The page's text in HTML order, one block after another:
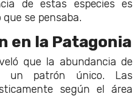
de estas especies es
se pensaba.
en la Patagonia
que la abundancia de
un patrón único. Las
según el área